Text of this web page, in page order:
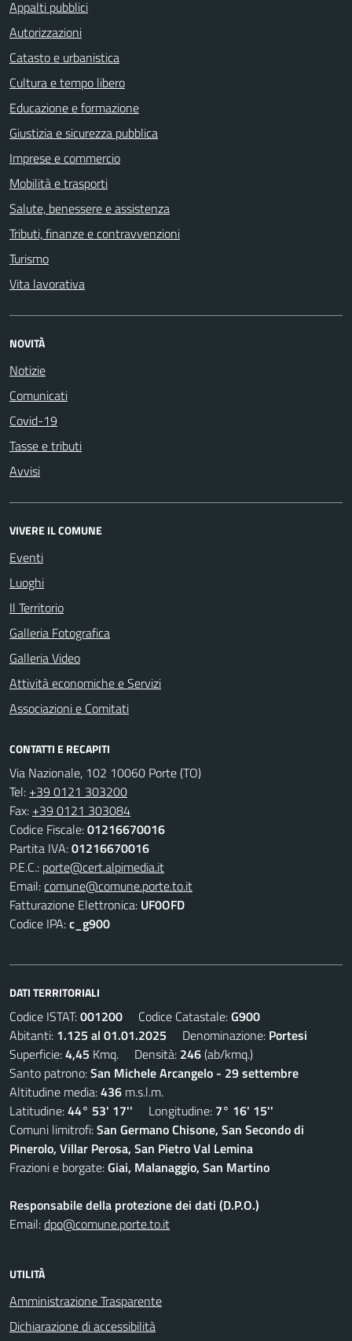
Appalti pubblici
Autorizzazioni
Catasto e urbanistica
Cultura e tempo libero
Educazione e formazione
Giustizia e sicurezza pubblica
Imprese e commercio
Mobilità e trasporti
Salute, benessere e assistenza
Tributi, finanze e contravvenzioni
Turismo
Vita lavorativa
NOVITÀ
Notizie
Comunicati
Covid-19
Tasse e tributi
Avvisi
VIVERE IL COMUNE
Eventi
Luoghi
Il Territorio
Galleria Fotografica
Galleria Video
Attività economiche e Servizi
Associazioni e Comitati
CONTATTI E RECAPITI
Via Nazionale, 102 10060 Porte (TO)
Tel: +39 0121 303200
Fax: +39 0121 303084
Codice Fiscale:01216670016
Partita IVA:01216670016
P.E.C.: porte@cert.alpimedia.it
Email:comune@comune.porte.to.it
Fatturazione Elettronica: UF0OFD
Codice IPA:c_g900
DATI TERRITORIALI
Codice ISTAT:001200 Codice Catastale:G900
Abitanti: 1.125 al 01.01.2025 Denominazione: Portesi
Superficie:4,45 Kmq. Densità: 246(ab/kmq.)
Santo patrono:San Michele Arcangelo - 29 settembre
Altitudine media:436 m.s.l.m.
Latitudine:44° 53' 17'' Longitudine: 7° 16' 15''
Comuni limitrofi:San Germano Chisone, San Secondo di
Pinerolo, Villar Perosa, San Pietro Val Lemina
Frazioni e borgate:Giai, Malanaggio, San Martino
Responsabile della protezione dei dati (D.P.O.)
Email:dpo@comune.porte.to.it
UTILITÀ
Amministrazione Trasparente
Dichiarazione di accessibilità